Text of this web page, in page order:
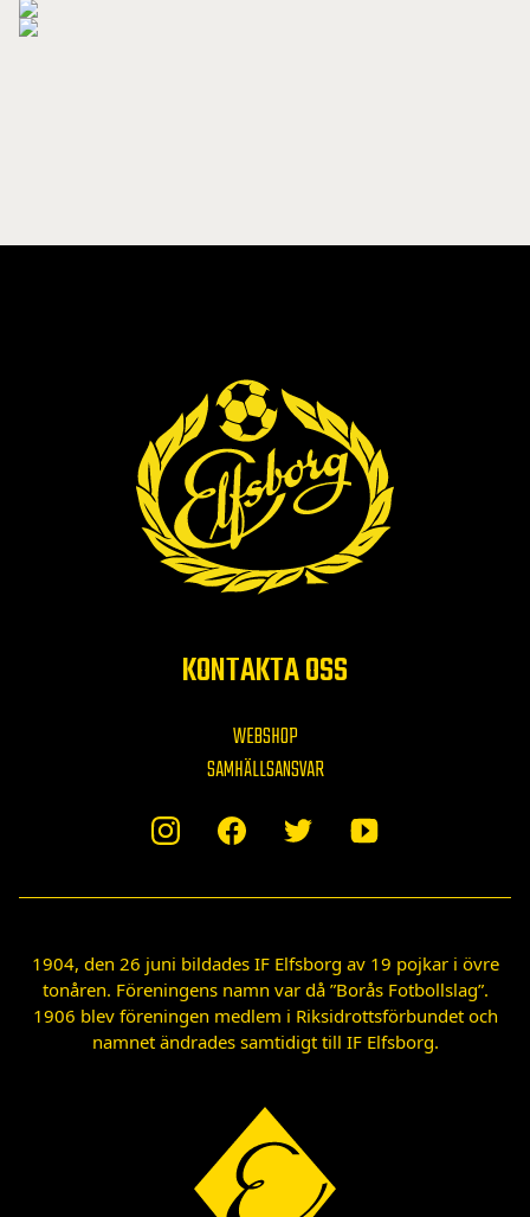
KONTAKTA OSS
WEBSHOP
SAMHÄLLSANSVAR
1904, den 26 juni bildades IF Elfsborg av 19 pojkar i övre
tonåren. Föreningens namn var då ”Borås Fotbollslag”.
1906 blev föreningen medlem i Riksidrottsförbundet och
namnet ändrades samtidigt till IF Elfsborg.